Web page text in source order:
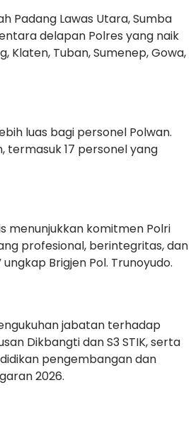
Padang Lawas Utara, Sumba
delapan Polres yang naik
Klaten, Tuban, Sumenep, Gowa,
luas bagi personel Polwan.
termasuk 17 personel yang
menunjukkan komitmen Polri
profesional, berintegritas, dan
Brigjen Pol. Trunoyudo.
jabatan terhadap
Dikbangti dan S3 STIK, serta
pengembangan dan
2026.